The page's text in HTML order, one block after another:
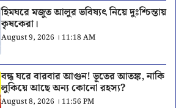
হিমঘরে মজুত আলুর ভবিষ্যৎ নিয়ে দুঃশ্চিন্তায়
কৃষকেরা।
August 9, 2026 । 11:18 AM
বন্ধ ঘরে বারবার আগুন! ভূতের আতঙ্ক, নাকি
লুকিয়ে আছে অন্য কোনো রহস্য?
August 8, 2026 । 11:56 PM